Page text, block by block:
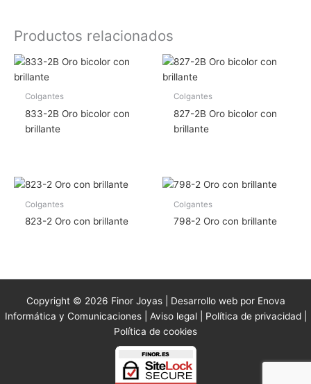
Productos relacionados
Colgantes
833-2B Oro bicolor con
brillante
Colgantes
827-2B Oro bicolor con
brillante
Colgantes
823-2 Oro con brillante
Colgantes
798-2 Oro con brillante
Copyright © 2026 Finor Joyas | Desarrollo web por Enova
Informática y Comunicaciones | Aviso legal| Política de privacidad|
Política de cookies